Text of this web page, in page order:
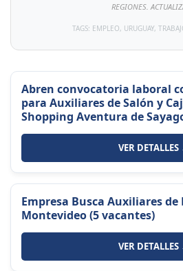
REGIONES.
TAGS: EMPLEO, URUGUAY,
Abren convocatoria laboral
para Auxiliares de Salón y
Shopping Aventura de
VER
Empresa Busca Auxiliares de
Montevideo (5 vacantes)
VER